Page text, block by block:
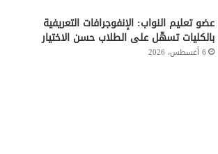
عضو تعليم النواب: الإنفوجرافات التعريفية
بالكليات تسهّل على الطلاب حسن الاختيار
6 أغسطس، 2026